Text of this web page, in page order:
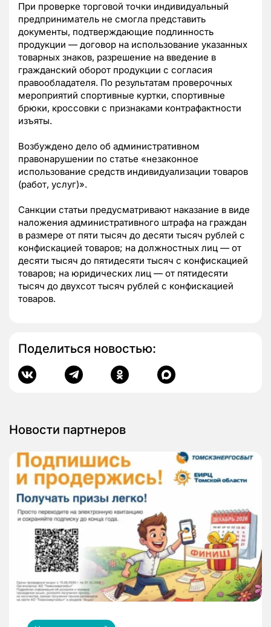
При проверке торговой точки индивидуальный
предприниматель не смогла представить
документы, подтверждающие подлинность
продукции — договор на использование указанных
товарных знаков, разрешение на введение в
гражданский оборот продукции с согласия
правообладателя. По результатам проверочных
мероприятий спортивные куртки, спортивные
брюки, кроссовки с признаками контрафактности
изъяты.
Возбуждено дело об административном
правонарушении по статье «незаконное
использование средств индивидуализации товаров
(работ, услуг)».
Санкции статьи предусматривают наказание в виде
наложения административного штрафа на граждан
в размере от пяти тысяч до десяти тысяч рублей с
конфискацией товаров; на должностных лиц — от
десяти тысяч до пятидесяти тысяч с конфискацией
товаров; на юридических лиц — от пятидесяти
тысяч до двухсот тысяч рублей с конфискацией
товаров.
Поделиться новостью:
Новости партнеров